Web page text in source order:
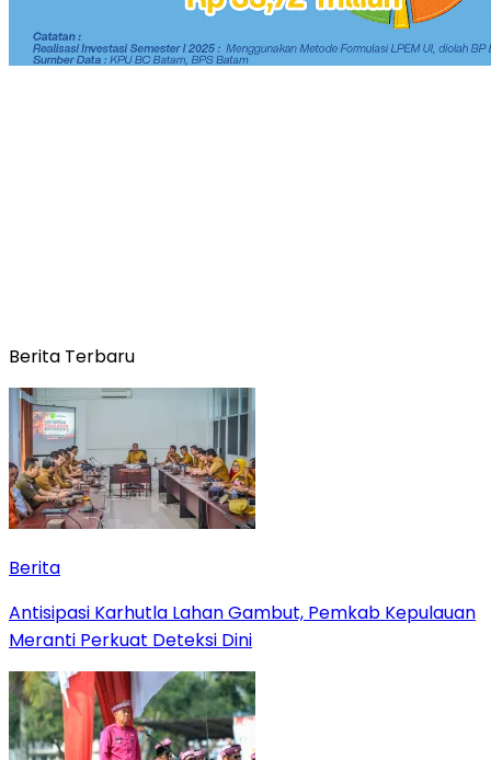
Berita Terbaru
Berita
Antisipasi Karhutla Lahan Gambut, Pemkab Kepulauan
Meranti Perkuat Deteksi Dini